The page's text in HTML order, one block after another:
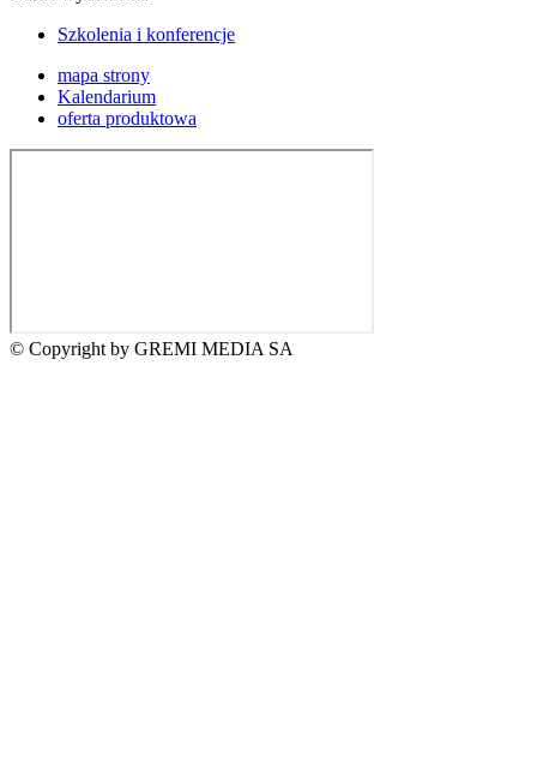
Szkolenia i konferencje
mapa strony
Kalendarium
oferta produktowa
© Copyright by GREMI MEDIA SA